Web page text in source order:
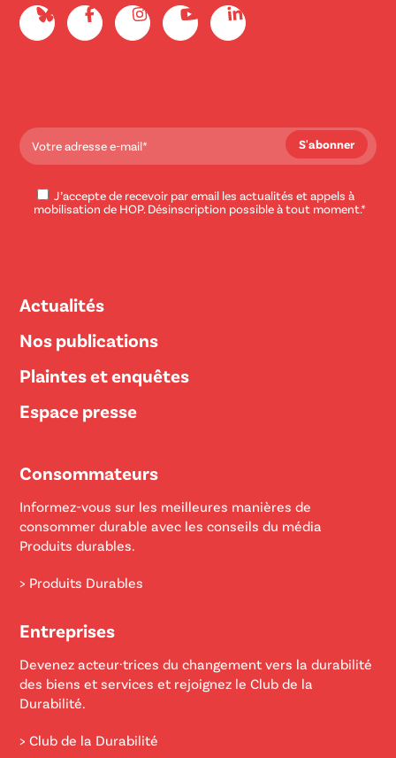
J’accepte de recevoir par email les actualités et appels à
mobilisation de HOP. Désinscription possible à tout moment.*
Actualités
Nos publications
Plaintes et enquêtes
Espace presse
Consommateurs
Informez-vous sur les meilleures manières de
consommer durable avec les conseils du média
Produits durables.
> Produits Durables
Entreprises
Devenez acteur·trices du changement vers la durabilité
des biens et services et rejoignez le Club de la
Durabilité.
> Club de la Durabilité